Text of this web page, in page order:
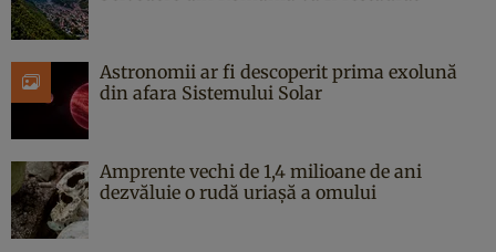
Astronomii ar fi descoperit prima exolună
din afara Sistemului Solar
Amprente vechi de 1,4 milioane de ani
dezvăluie o rudă uriașă a omului